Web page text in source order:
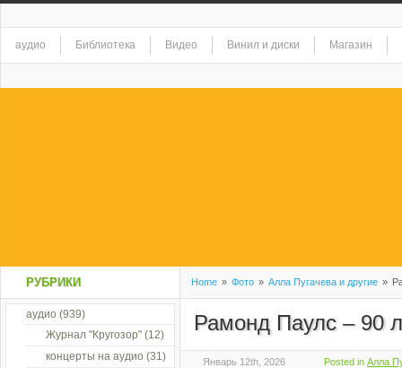
аудио Библиотека Видео Винил и диски Магазин
Home » Фото » Алла Пугачева и другие »
Рамонд Паулс – 90
Январь 12th, 2026 Posted in Алла
РУБРИКИ
аудио (939)
Журнал "Кругозор" (12)
концерты на аудио (31)